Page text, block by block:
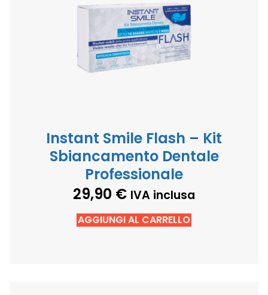
Instant Smile Flash – Kit
Sbiancamento Dentale
Professionale
29,90 € IVA inclusa
AGGIUNGI AL CARRELLO